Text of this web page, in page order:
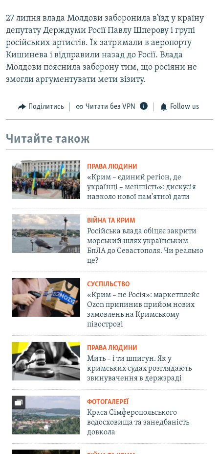
27 липня влада Молдови заборонила в’їзд у країну
депутату Держдуми Росії Павлу Шперову і групі
російських артистів. Їх затримали в аеропорту
Кишинева і відправили назад до Росії. Влада
Молдови пояснила заборону тим, що росіяни не
змогли аргументувати мети візиту.
Поділитись Читати без VPN Follow us
Читайте також
ПРАВА ЛЮДИНИ
«Крим – єдиний регіон, де
українці – меншість»: дискусія
навколо нової пам'ятної дати
ВІЙНА ТА КРИМ
Російська влада обіцяє закрити
морський шлях українським
БпЛА до Севастополя. Чи реально
це?
СУСПІЛЬСТВО
«Крим – не Росія»: маркетплейс
Ozon припинив прийом нових
замовлень на Кримському
півострові
ПРАВА ЛЮДИНИ
Мить – і ти шпигун. Як у
кримських судах розглядають
звинувачення в держзраді
ФОТОГАЛЕРЕЇ
Краса Сімферопольського
водосховища та занедбаність
довкола